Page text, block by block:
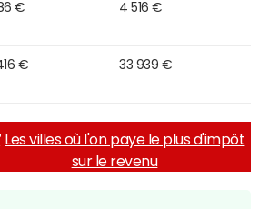
€ 4 516 €
€ 33 939 €
Les villes où l'on paye le plus d'impôt
sur le revenu